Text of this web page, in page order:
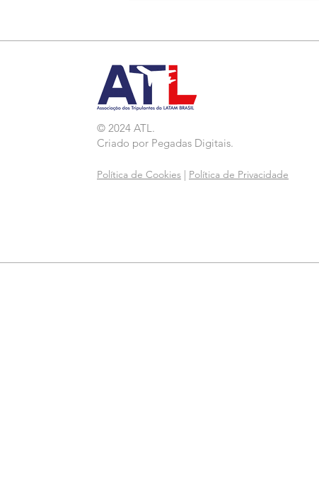
© 2024 ATL.
Criado por Pegadas Digitais.
Política de Cookies Política de Privacidade